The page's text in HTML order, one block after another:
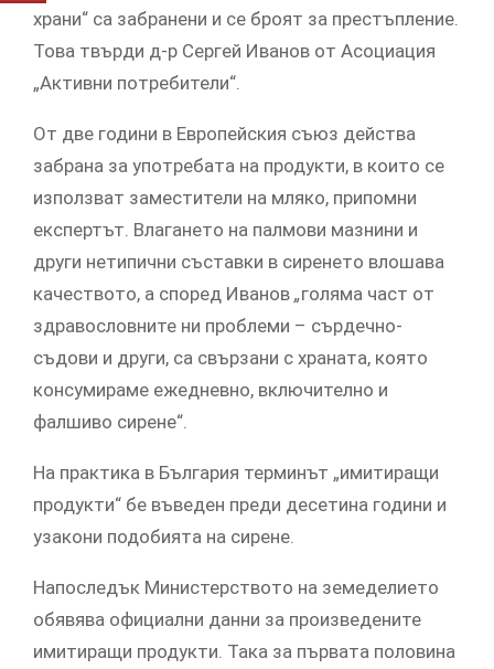
храни“ са забранени и се броят за престъпление.
Това твърди д-р Сергей Иванов от Асоциация
„Активни потребители“.
От две години в Европейския съюз действа
забрана за употребата на продукти, в които се
използват заместители на мляко, припомни
експертът. Влагането на палмови мазнини и
други нетипични съставки в сиренето влошава
качеството, а според Иванов „голяма част от
здравословните ни проблеми – сърдечно-
съдови и други, са свързани с храната, която
консумираме ежедневно, включително и
фалшиво сирене“.
На практика в България терминът „имитиращи
продукти“ бе въведен преди десетина години и
узакони подобията на сирене.
Напоследък Министерството на земеделието
обявява официални данни за произведените
имитиращи продукти. Така за първата половина